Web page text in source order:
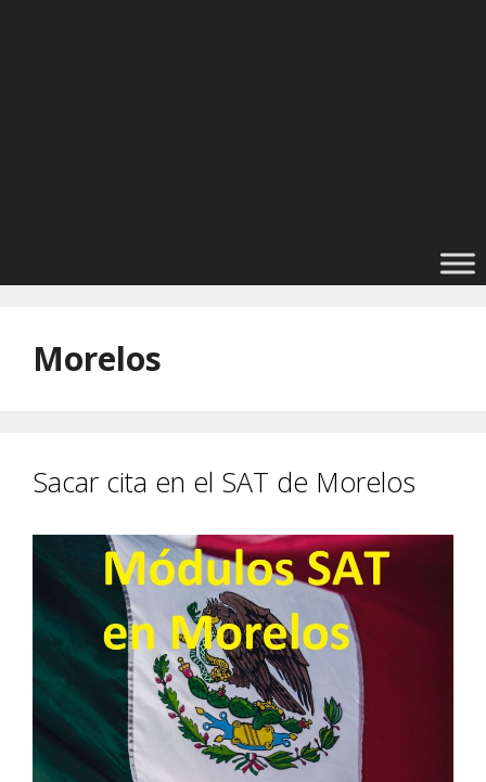
Morelos
Sacar cita en el SAT de Morelos